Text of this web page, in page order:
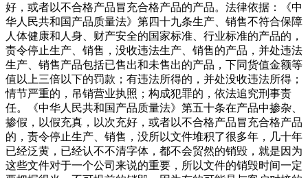
好，或者以不合格产品冒充合格产品的产品。法律依据：《中
华人民共和国产品质量法》第四十九条生产、销售不符合保障
人体健康和人身、财产安全的国家标准、行业标准的产品的，
责令停止生产、销售，没收违法生产、销售的产品，并处违法
生产、销售产品包括已售出和未售出的产品，下同货值金额等
值以上三倍以下的罚款；有违法所得的，并处没收违法所得；
情节严重的，吊销营业执照；构成犯罪的，依法追究刑事责
任。《中华人民共和国产品质量法》第五十条在产品中掺杂、
掺假，以假充真，以次充好，或者以不合格产品冒充合格产品
的，责令停止生产、销售，没所以文件堆积了很多年，几十年
已经泛黄，已经认不不清字体，都不会贸然的销毁，就是因为
这些文件对于一个公司来说的重要，所以文件的销毁时间一定